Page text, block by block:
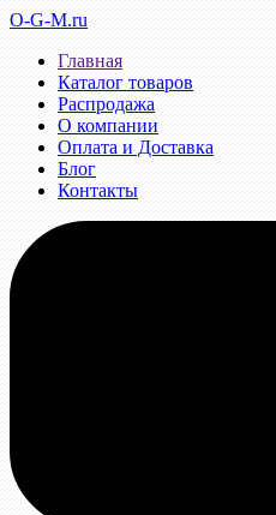
O-G-M.ru
Главная
Каталог товаров
Распродажа
О компании
Оплата и Доставка
Блог
Контакты